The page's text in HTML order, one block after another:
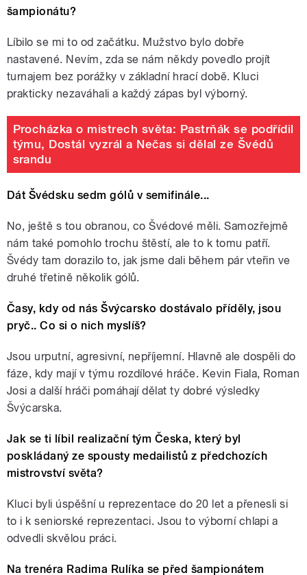
šampionátu?
Líbilo se mi to od začátku. Mužstvo bylo dobře
nastavené. Nevím, zda se nám někdy povedlo projít
turnajem bez porážky v základní hrací době. Kluci
prakticky nezaváhali a každý zápas byl výborný.
Procházka o mistrech světa: Pastrňák se podřídil
týmu, Dostál vyzrál a Nečas si dělal ze Švédů
srandu
Dát Švédsku sedm gólů v semifinále...
No, ještě s tou obranou, co Švédové měli. Samozřejmě
nám také pomohlo trochu štěstí, ale to k tomu patří.
Švédy tam dorazilo to, jak jsme dali během pár vteřin ve
druhé třetině několik gólů.
Časy, kdy od nás Švýcarsko dostávalo příděly, jsou
pryč.. Co si o nich myslíš?
Jsou urputní, agresivní, nepříjemní. Hlavně ale dospěli do
fáze, kdy mají v týmu rozdílové hráče. Kevin Fiala, Roman
Josi a další hráči pomáhají dělat ty dobré výsledky
Švýcarska.
Jak se ti líbil realizační tým Česka, který byl
poskládaný ze spousty medailistů z předchozích
mistrovství světa?
Kluci byli úspěšní u reprezentace do 20 let a přenesli si
to i k seniorské reprezentaci. Jsou to výborní chlapi a
odvedli skvělou práci.
Na trenéra Radima Rulíka se před šampionátem